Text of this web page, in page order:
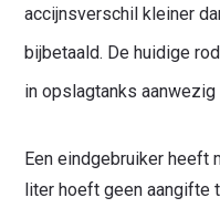
accijnsverschil kleiner
bijbetaald. De huidige
in opslagtanks
Een eindgebruiker heeft
liter hoeft geen aangifte